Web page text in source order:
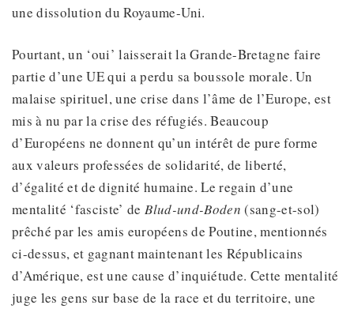
une dissolution du Royaume-Uni.
Pourtant, un ‘oui’ laisserait la Grande-Bretagne faire
partie d’une UE qui a perdu sa boussole morale. Un
malaise spirituel, une crise dans l’âme de l’Europe, est
mis à nu par la crise des réfugiés. Beaucoup
d’Européens ne donnent qu’un intérêt de pure forme
aux valeurs professées de solidarité, de liberté,
d’égalité et de dignité humaine. Le regain d’une
mentalité ‘fasciste’ deBlud-und-Boden (sang-et-sol)
prêché par les amis européens de Poutine, mentionnés
ci-dessus, et gagnant maintenant les Républicains
d’Amérique, est une cause d’inquiétude. Cette mentalité
juge les gens sur base de la race et du territoire, une